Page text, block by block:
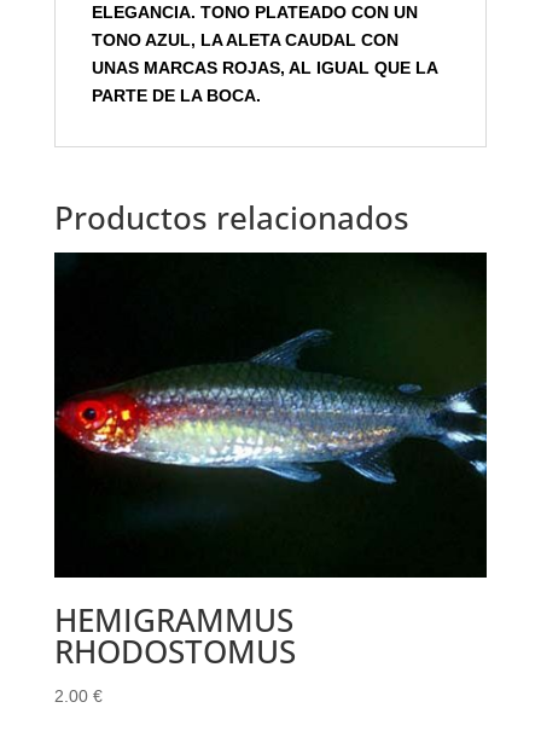
ELEGANCIA. TONO PLATEADO CON UN
TONO AZUL, LA ALETA CAUDAL CON
UNAS MARCAS ROJAS, AL IGUAL QUE LA
PARTE DE LA BOCA.
Productos relacionados
HEMIGRAMMUS
RHODOSTOMUS
2.00 €